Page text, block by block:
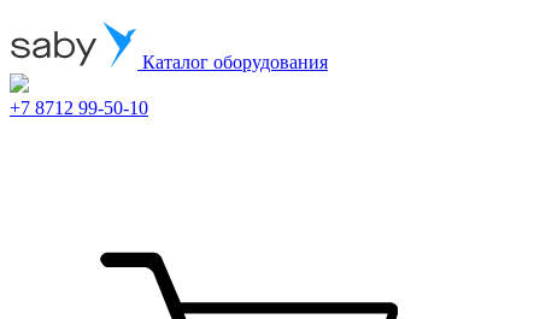
Каталог оборудования
+7 8712 99-50-10